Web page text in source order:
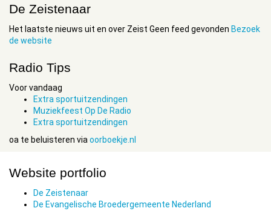
De Zeistenaar
Het laatste nieuws uit en over Zeist Geen feed gevonden Bezoek
de website
Radio Tips
Voor vandaag
Extra sportuitzendingen
Muziekfeest Op De Radio
Extra sportuitzendingen
oa te beluisteren via oorboekje.nl
Website portfolio
De Zeistenaar
De Evangelische Broedergemeente Nederland